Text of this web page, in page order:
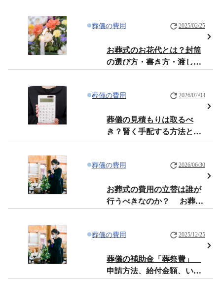
葬儀の費用 2025/02/25
お葬式のお花代とは？封筒
の選び方・書き方・渡し方
葬儀の費用 2026/07/03
葬儀の見積もりは取るべ
き？賢く手配する方法と注
葬儀の費用 2026/06/30
お葬式の費用の立替は誰が
行うべきなのか？ お葬式
葬儀の費用 2025/12/25
葬儀の補助金「葬祭費」
申請方法、給付金額、いつ